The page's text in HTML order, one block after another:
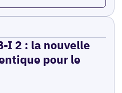
I 2 : la nouvelle
pour le